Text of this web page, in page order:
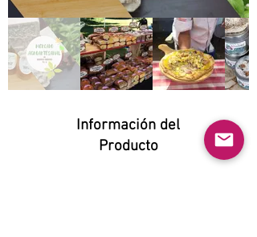
Información del
Producto